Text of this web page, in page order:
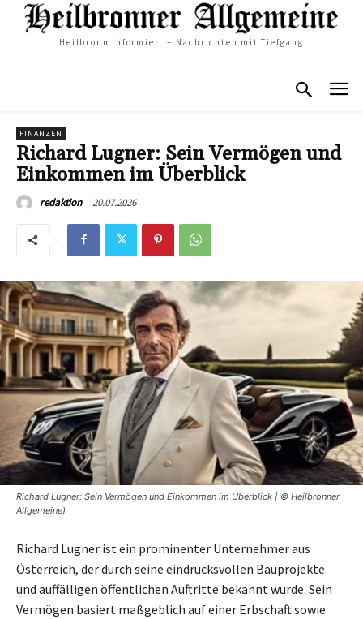
Heilbronn informiert – Nachrichten mit Tiefgang
FINANZEN
Richard Lugner: Sein Vermögen und
Einkommen im Überblick
redaktion 20.07.2026
Richard Lugner: Sein Vermögen und Einkommen im Überblick | © Heilbronner
Allgemeine)
Richard Lugner ist ein prominenter Unternehmer aus
Österreich, der durch seine eindrucksvollen Bauprojekte
und auffälligen öffentlichen Auftritte bekannt wurde. Sein
Vermögen basiert maßgeblich auf einer Erbschaft sowie